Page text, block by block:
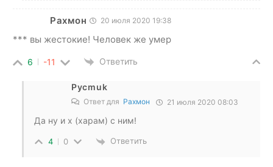
Рахмон 20 июля 2020 19:38
*** вы жестокие! Человек же умер
6 -11 Ответить
Pycmuk
Ответ для Рахмон 21 июля 2020 08:03
Да ну и х (харам) с ним!
4 0 Ответить